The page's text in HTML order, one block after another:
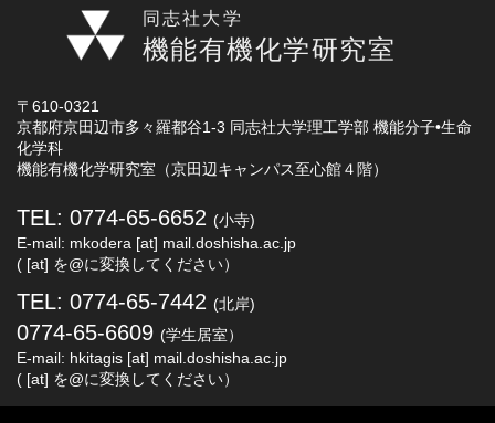
同志社大学
機能有機化学研究室
〒610-0321
京都府京田辺市多々羅都谷1-3 同志社大学理工学部 機能分子•生命
化学科
機能有機化学研究室（京田辺キャンパス至心館４階）
TEL: 0774-65-6652 (小寺)
E-mail: mkodera [at] mail.doshisha.ac.jp
( [at] を@に変換してください）
TEL: 0774-65-7442 (北岸)
0774-65-6609 (学生居室）
E-mail: hkitagis [at] mail.doshisha.ac.jp
( [at] を@に変換してください）